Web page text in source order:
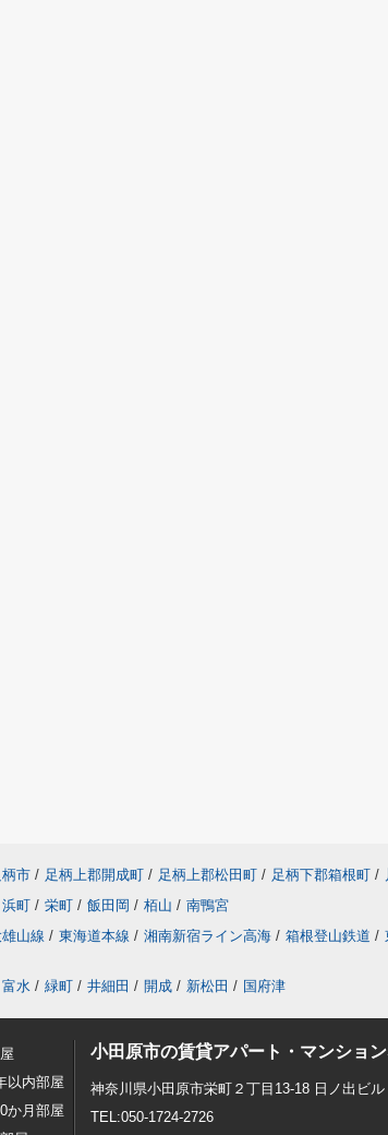
市 / 足柄上郡開成町 / 足柄上郡松田町 / 足柄下郡箱根町 /
浜町 / 栄町 / 飯田岡 / 栢山 / 南鴨宮
山線 / 東海道本線 / 湘南新宿ライン高海 / 箱根登山鉄道 /
富水 / 緑町 / 井細田 / 開成 / 新松田 / 国府津
以内部屋
か月部屋
小田原市の賃貸アパート・マンショ
神奈川県小田原市栄町２丁目13-18 日ノ出ビル
TEL:050-1724-2726